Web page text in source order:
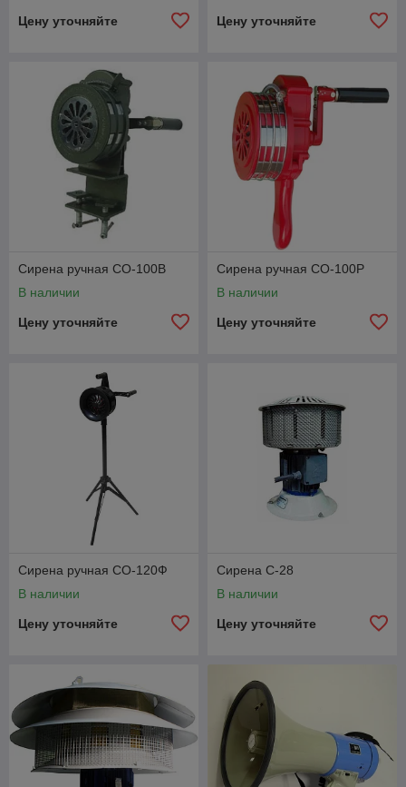
Цену уточняйте Цену уточняйте
Сирена ручная СО-100В
В наличии
Цену уточняйте
Сирена ручная СО-100Р
В наличии
Цену уточняйте
Сирена ручная СО-120Ф
В наличии
Цену уточняйте
Сирена С-28
В наличии
Цену уточняйте